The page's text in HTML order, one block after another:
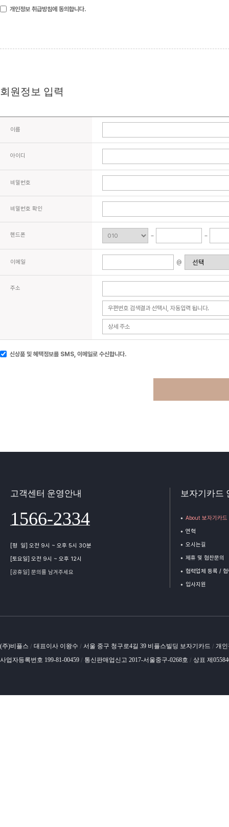
개인정보 취급방침에 동의합니다.
회원정보 입력
이름
아이디
비밀번호
비밀번호 확인
핸드폰
이메일 @
주소
신상품 및 혜택정보를 SMS, 이메일로 수신합니다.
고객센터 운영안내
1566-2334
[평 일] 오전 9시 ~ 오후 5시 30분
[토요일] 오전 9시 ~ 오후 12시
[공휴일] 문의를 남겨주세요
보자기카드
About 보자기카드
연혁
오시는길
제휴 및 협찬문의
협력업체 등록 /
입사지원
(주)비플스 / 대표이사 이왕수 / 서울 중구 청구로4길 39 비플스빌딩 보자기카드 / 개
사업자등록번호 199-81-00459 / 통신판매업신고 2017-서울중구-0268호 / 상표 제